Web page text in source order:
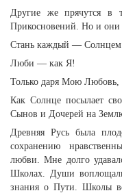
Другие же прячутся в
Прикосновений. Но и они
Стань каждый —
Люби — как Я!
Только даря Мою Любовь,
Как Солнце посылает
Сынов и Дочерей на
Древняя Русь была
сохранению
любви. Мне долго
Школах. Души
знания о Пути. Школы